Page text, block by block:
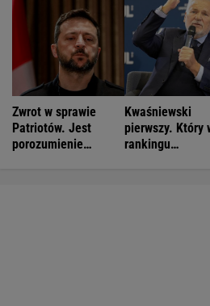
Zwrot w sprawie
Patriotów. Jest
porozumienie
Kwaśniewski
pierwszy. Który
rankingu